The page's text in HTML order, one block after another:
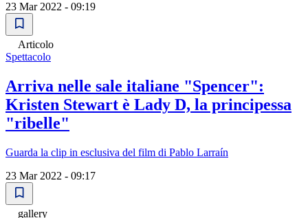
23 Mar 2022 - 09:19
Articolo
Spettacolo
Arriva nelle sale italiane "Spencer":
Kristen Stewart è Lady D, la principessa
"ribelle"
Guarda la clip in esclusiva del film di Pablo Larraín
23 Mar 2022 - 09:17
gallery